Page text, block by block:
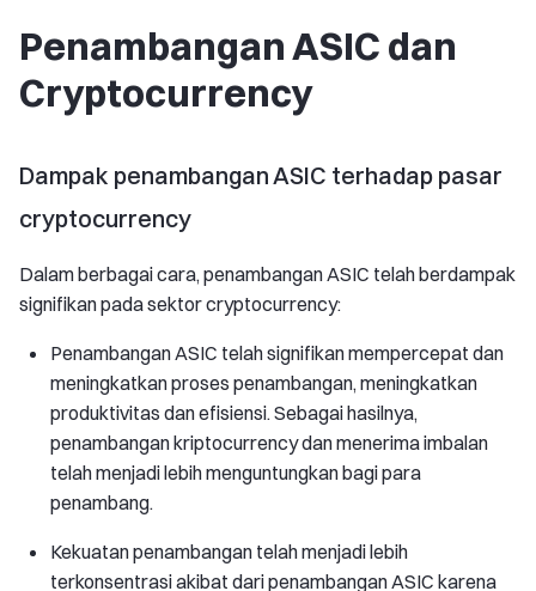
Penambangan ASIC dan
Cryptocurrency
Dampak penambangan ASIC terhadap pasar
cryptocurrency
Dalam berbagai cara, penambangan ASIC telah berdampak
signifikan pada sektor cryptocurrency:
Penambangan ASIC telah signifikan mempercepat dan
meningkatkan proses penambangan, meningkatkan
produktivitas dan efisiensi. Sebagai hasilnya,
penambangan kriptocurrency dan menerima imbalan
telah menjadi lebih menguntungkan bagi para
penambang.
Kekuatan penambangan telah menjadi lebih
terkonsentrasi akibat dari penambangan ASIC karena